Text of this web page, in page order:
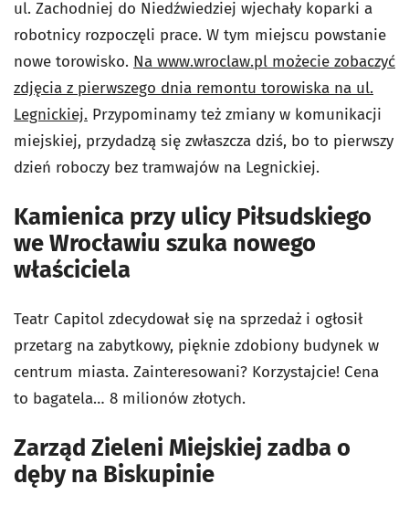
ul. Zachodniej do Niedźwiedziej wjechały koparki a
robotnicy rozpoczęli prace. W tym miejscu powstanie
nowe torowisko. Na www.wroclaw.pl możecie zobaczyć
zdjęcia z pierwszego dnia remontu torowiska na ul.
Legnickiej. Przypominamy też zmiany w komunikacji
miejskiej, przydadzą się zwłaszcza dziś, bo to pierwszy
dzień roboczy bez tramwajów na Legnickiej.
Kamienica przy ulicy Piłsudskiego
we Wrocławiu szuka nowego
właściciela
Teatr Capitol zdecydował się na sprzedaż i ogłosił
przetarg na zabytkowy, pięknie zdobiony budynek w
centrum miasta. Zainteresowani? Korzystajcie! Cena
to bagatela… 8 milionów złotych.
Zarząd Zieleni Miejskiej zadba o
dęby na Biskupinie